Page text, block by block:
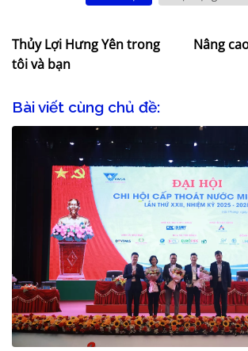
Thủy Lợi Hưng Yên trong
tôi và bạn
Nâng
Bài viết cùng chủ đề: